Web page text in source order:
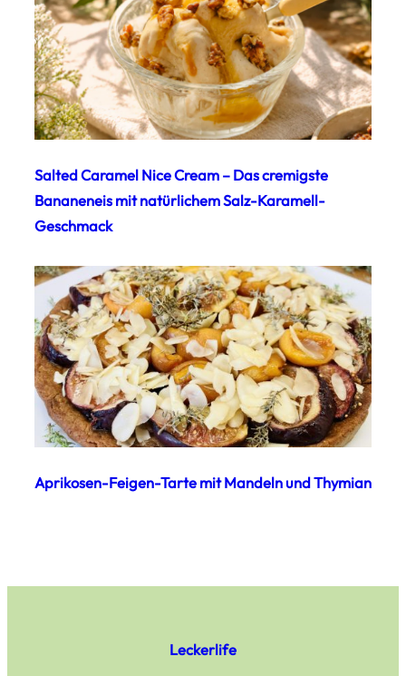
Salted Caramel Nice Cream – Das cremigste
Bananeneis mit natürlichem Salz-Karamell-
Geschmack
Aprikosen-Feigen-Tarte mit Mandeln und Thymian
Leckerlife